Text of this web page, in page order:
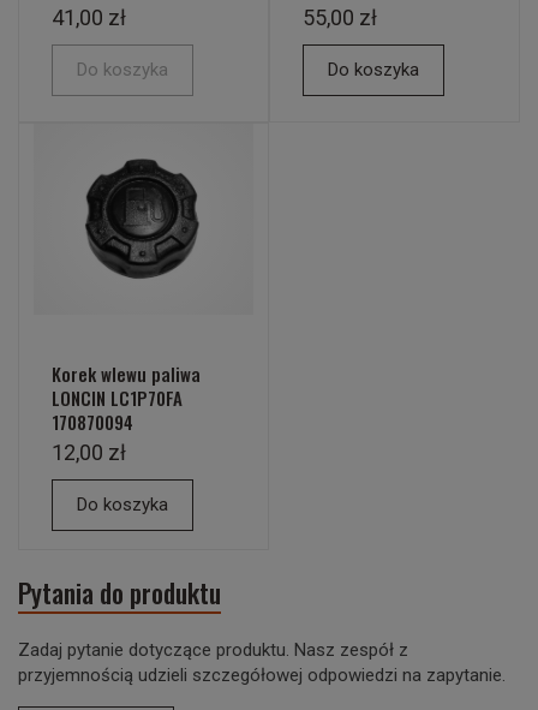
41,00 zł
Do koszyka
55,00 zł
Do koszyka
Korek wlewu paliwa
LONCIN LC1P70FA
170870094
12,00 zł
Do koszyka
Pytania do produktu
Zadaj pytanie dotyczące produktu. Nasz zespół z
przyjemnością udzieli szczegółowej odpowiedzi na zapytanie.